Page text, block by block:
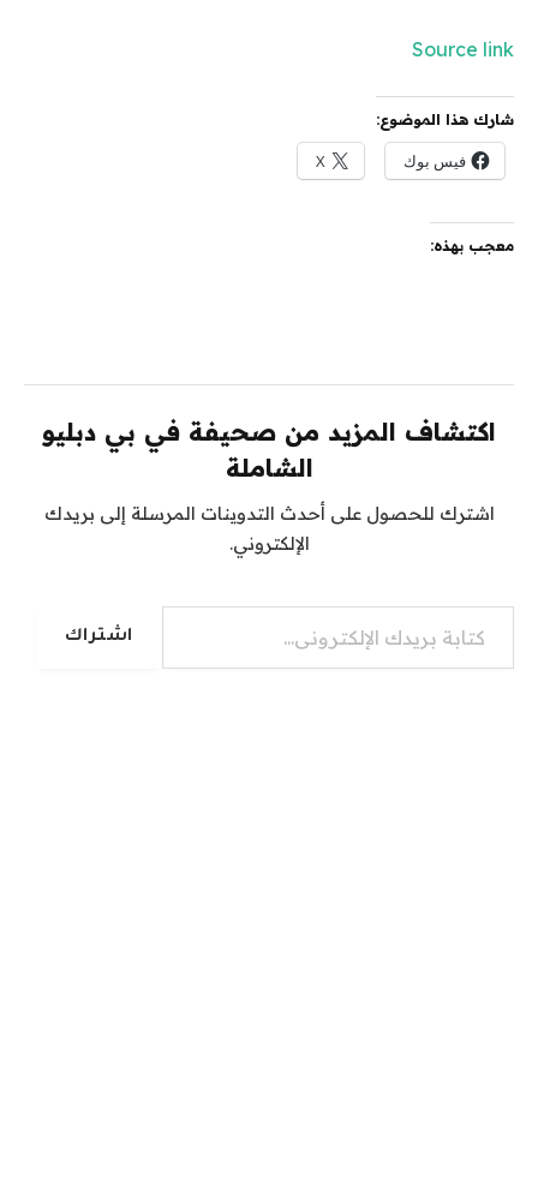
Source link
شارك هذا الموضوع:
فيس بوك X
معجب بهذه:
اكتشاف المزيد من صحيفة في بي دبليو
الشاملة
اشترك للحصول على أحدث التدوينات المرسلة إلى بريدك
الإلكتروني.
كتابة بريدك الإلكتروني...
اشتراك